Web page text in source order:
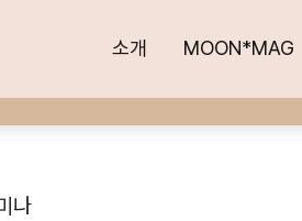
소개 MOON*MAG
소개 MOON*MAG
나